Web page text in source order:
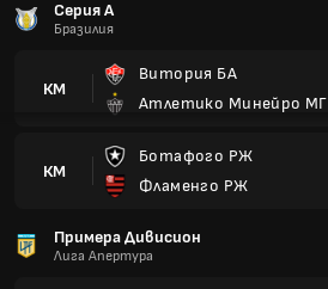
Серия A
Бразилия
КМ
Витория БА
Атлетико Минейро МГ
КМ
Ботафого РЖ
Фламенго РЖ
Примера Дивисион
Лига Апертура